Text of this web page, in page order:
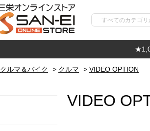
クルマ＆バイク > クルマ > VIDEO OPTION
VIDEO